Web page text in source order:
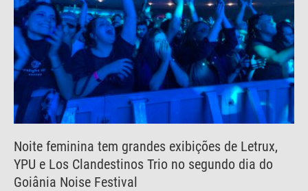
Noite feminina tem grandes exibições de Letrux,
YPU e Los Clandestinos Trio no segundo dia do
Goiânia Noise Festival